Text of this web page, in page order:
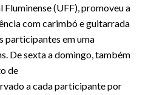
(UFF), promoveu a
com carimbó e guitarrada
participantes em uma
De sexta a domingo, também
de
a cada participante por